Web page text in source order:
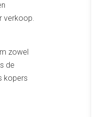
verkoop.
zowel
de
kopers